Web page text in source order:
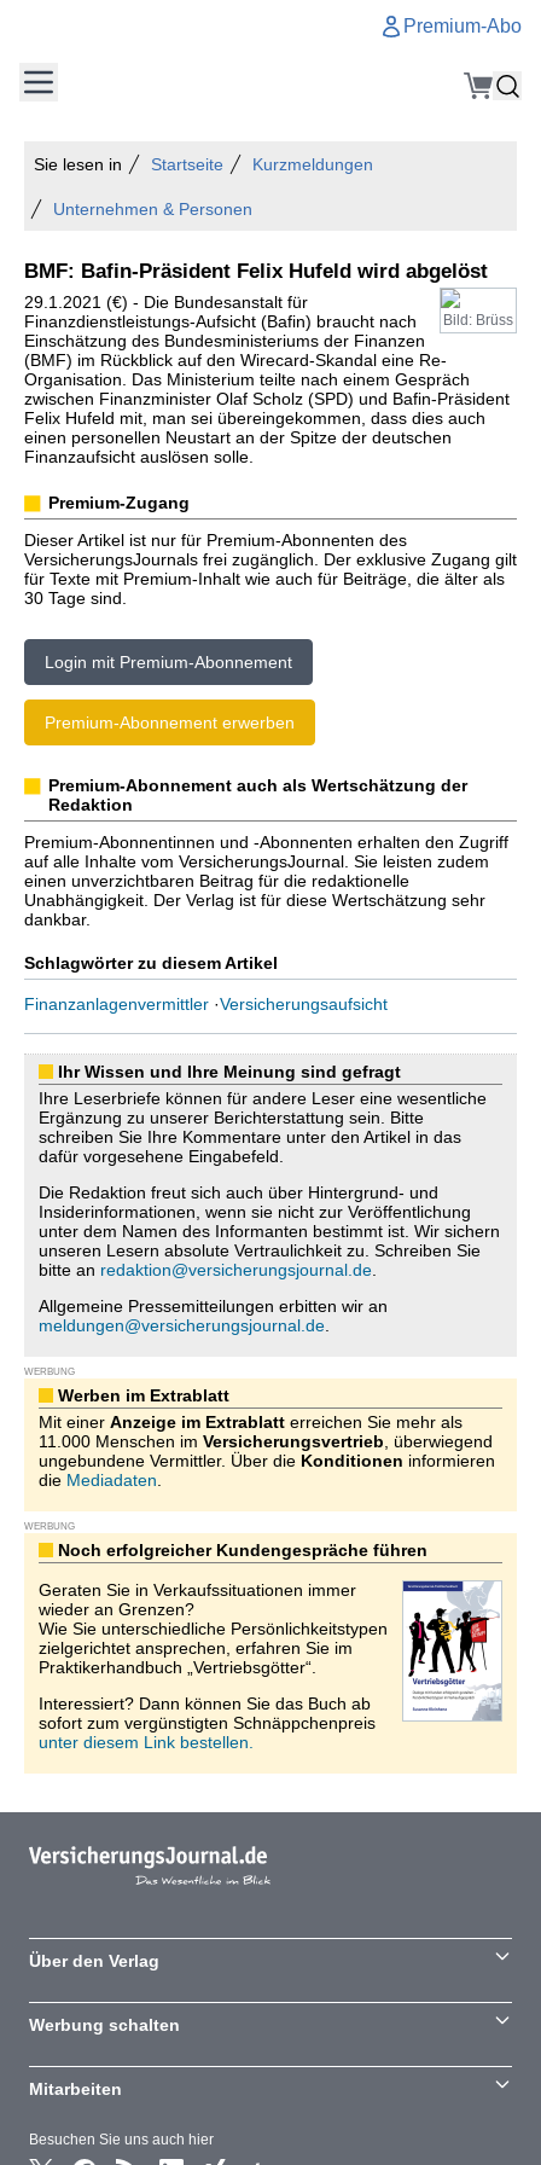
Premium-Abo
Sie lesen in Startseite Kurzmeldungen
Unternehmen & Personen
BMF: Bafin-Präsident Felix Hufeld wird abgelöst
Bild: Brüss
29.1.2021 (€) - Die Bundesanstalt für
Finanzdienstleistungs-Aufsicht (Bafin) braucht nach
Einschätzung des Bundesministeriums der Finanzen
(BMF) im Rückblick auf den Wirecard-Skandal eine Re-
Organisation. Das Ministerium teilte nach einem Gespräch
zwischen Finanzminister Olaf Scholz (SPD) und Bafin-Präsident
Felix Hufeld mit, man sei übereingekommen, dass dies auch
einen personellen Neustart an der Spitze der deutschen
Finanzaufsicht auslösen solle.
Premium-Zugang
Dieser Artikel ist nur für Premium-Abonnenten des
VersicherungsJournals frei zugänglich. Der exklusive Zugang gilt
für Texte mit Premium-Inhalt wie auch für Beiträge, die älter als
30 Tage sind.
Login mit Premium-Abonnement
Premium-Abonnement erwerben
Premium-Abonnement auch als Wertschätzung der
Redaktion
Premium-Abonnentinnen und -Abonnenten erhalten den Zugriff
auf alle Inhalte vom VersicherungsJournal. Sie leisten zudem
einen unverzichtbaren Beitrag für die redaktionelle
Unabhängigkeit. Der Verlag ist für diese Wertschätzung sehr
dankbar.
Schlagwörter zu diesem Artikel
Finanzanlagenvermittler ·Versicherungsaufsicht
Ihr Wissen und Ihre Meinung sind gefragt
Ihre Leserbriefe können für andere Leser eine wesentliche
Ergänzung zu unserer Berichterstattung sein. Bitte
schreiben Sie Ihre Kommentare unter den Artikel in das
dafür vorgesehene Eingabefeld.
Die Redaktion freut sich auch über Hintergrund- und
Insiderinformationen, wenn sie nicht zur Veröffentlichung
unter dem Namen des Informanten bestimmt ist. Wir sichern
unseren Lesern absolute Vertraulichkeit zu. Schreiben Sie
bitte an redaktion@versicherungsjournal.de
Allgemeine Pressemitteilungen erbitten wir an
meldungen@versicherungsjournal.de
WERBUNG
Werben im Extrablatt
Mit einer Anzeige im Extrablatt erreichen Sie mehr als
11.000 Menschen im Versicherungsvertrieb , überwiegend
ungebundene Vermittler. Über die Konditionen informieren
die Mediadaten
WERBUNG
Noch erfolgreicher Kundengespräche führen
Geraten Sie in Verkaufssituationen immer
wieder an Grenzen?
Wie Sie unterschiedliche Persönlichkeitstypen
zielgerichtet ansprechen, erfahren Sie im
Praktikerhandbuch „Vertriebsgötter“.
Interessiert? Dann können Sie das Buch ab
sofort zum vergünstigten Schnäppchenpreis
unter diesem Link bestellen.
Besuchen Sie uns auch hier
Über den Verlag
Werbung schalten
Mitarbeiten